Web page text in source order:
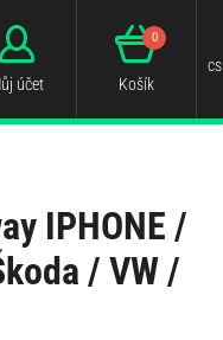
účet Košík
0
cs
IPHONE /
/ VW /